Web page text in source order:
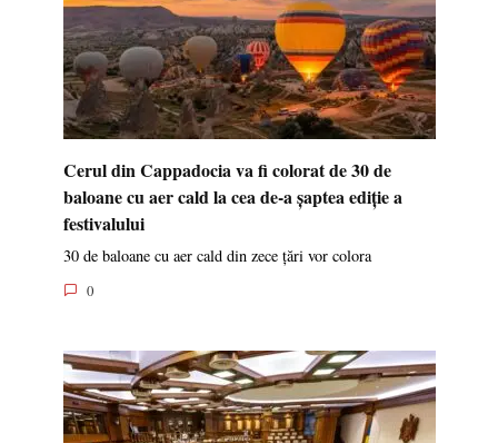
Cerul din Cappadocia va fi colorat de 30 de
baloane cu aer cald la cea de-a șaptea ediție a
festivalului
30 de baloane cu aer cald din zece țări vor colora
0